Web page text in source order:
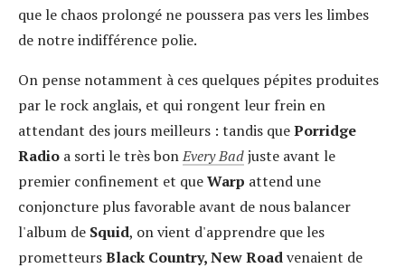
que le chaos prolongé ne poussera pas vers les limbes
de notre indifférence polie.
On pense notamment à ces quelques pépites produites
par le rock anglais, et qui rongent leur frein en
attendant des jours meilleurs : tandis quePorridge
Radio a sorti le très bonEvery Badjuste avant le
premier confinement et queWarp attend une
conjoncture plus favorable avant de nous balancer
l'album de Squid, on vient d'apprendre que les
prometteursBlack Country, New Roadvenaient de